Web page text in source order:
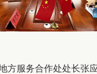
方服务合作处处长张